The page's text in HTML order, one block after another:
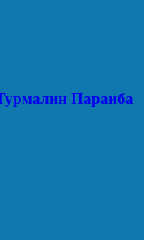
Параиба